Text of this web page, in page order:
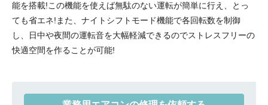
能を搭載!この機能を使えば無駄のない運転が簡単に行え、とっ
ても省エネ!また、ナイトシフトモード機能で各回転数を制御
し、日中や夜間の運転音を大幅軽減できるのでストレスフリーの
快適空間を作ることが可能!